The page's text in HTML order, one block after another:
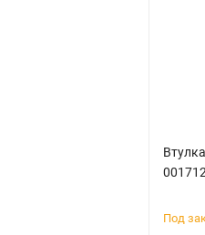
Под